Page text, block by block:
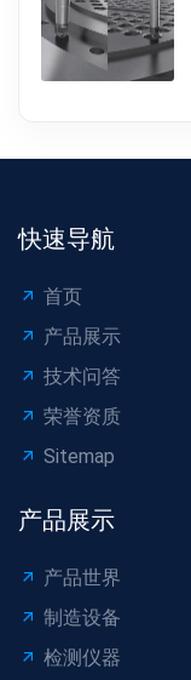
快速导航
首页
产品展示
技术问答
荣誉资质
Sitemap
产品展示
产品世界
制造设备
检测仪器